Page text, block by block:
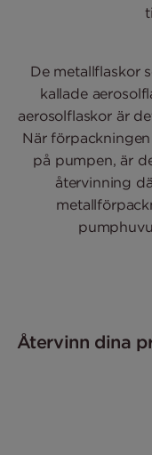
De metallflaskor
kallade
aerosolflaskor är
När
på pumpen, är
återvinning
Återvinn dina